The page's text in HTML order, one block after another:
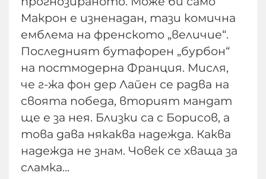
Макрон е изненадан, тази комична
емблема на френското „величие“.
Последният бутафорен „бурбон“
на постмодерна Франция. Мисля,
че г-жа фон дер Лайен се радва на
своята победа, вторият мандат
ще е за нея. Близки са с Борисов, а
това дава някаква надежда. Каква
надежда не знам. Човек се хваща за
сламка...